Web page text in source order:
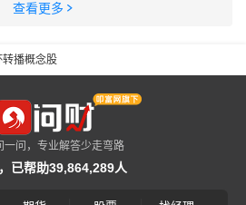
查看更多
转播概念股
一问，专业解答少走弯路
已帮助39,864,289人